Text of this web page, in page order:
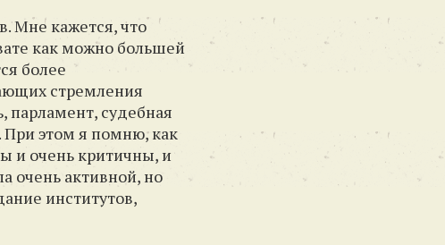
Мне кажется, что
как можно большей
более
стремления
парламент, судебная
При этом я помню, как
и очень критичны, и
очень активной, но
институтов,